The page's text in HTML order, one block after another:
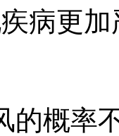
病更
的概率